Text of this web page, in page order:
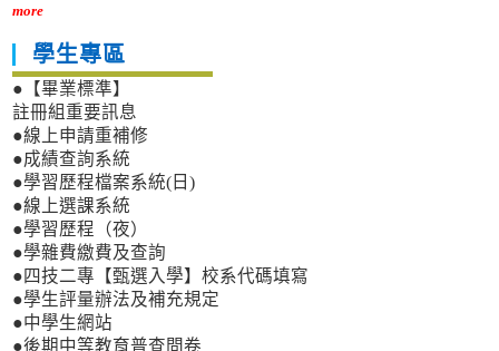
more
學生專區
●【畢業標準】
註冊組重要訊息
●線上申請重補修
●成績查詢系統
●學習歷程檔案系統(日)
●線上選課系統
●學習歷程（夜）
●學雜費繳費及查詢
●四技二專【甄選入學】校系代碼填寫
●學生評量辦法及補充規定
●中學生網站
●後期中等教育普查問卷